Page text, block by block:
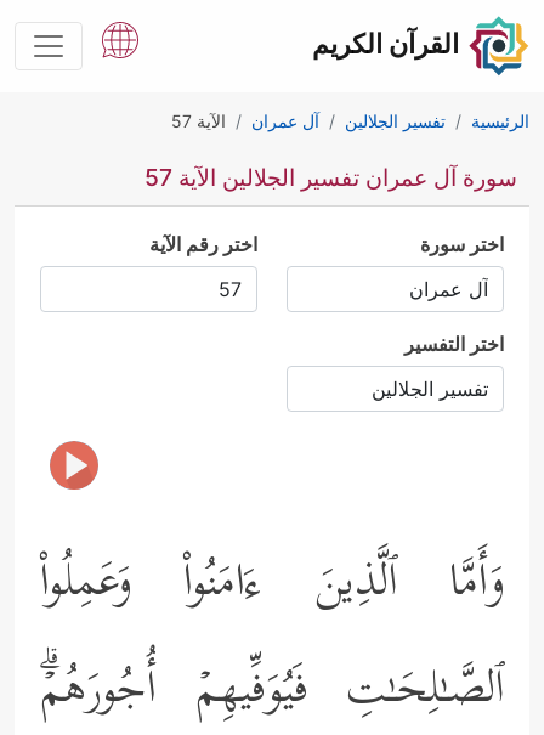
القرآن الكريم
الرئيسية تفسير الجلالين آل عمران الآية 57
سورة آل عمران تفسير الجلالين الآية 57
اختر سورة اختر رقم الآية
اختر التفسير
وَأَمَّا ٱلَّذِینَ ءَامَنُواْ وَعَمِلُواْ
ٱلصَّـٰلِحَـٰتِ فَیُوَفِّیهِمۡ أُجُورَهُمۡۗ